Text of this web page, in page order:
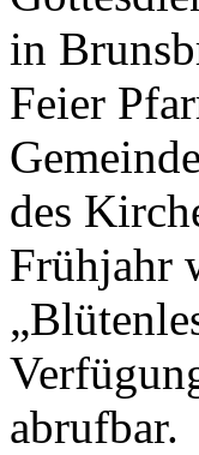
in
Feier
des
Frühjahr
abrufbar.